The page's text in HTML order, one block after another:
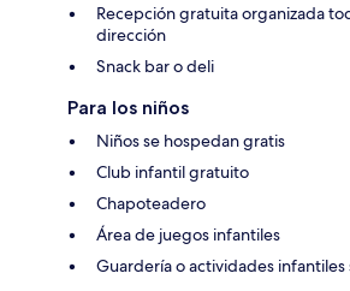
Recepción gratuita organizada
dirección
Snack bar o deli
Para los niños
Niños se hospedan gratis
Club infantil gratuito
Chapoteadero
Área de juegos infantiles
Guardería o actividades